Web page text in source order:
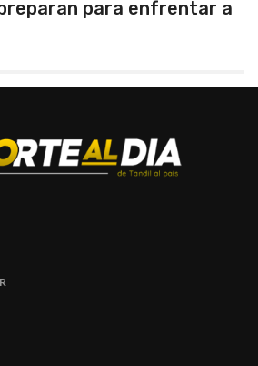
para enfrentar a